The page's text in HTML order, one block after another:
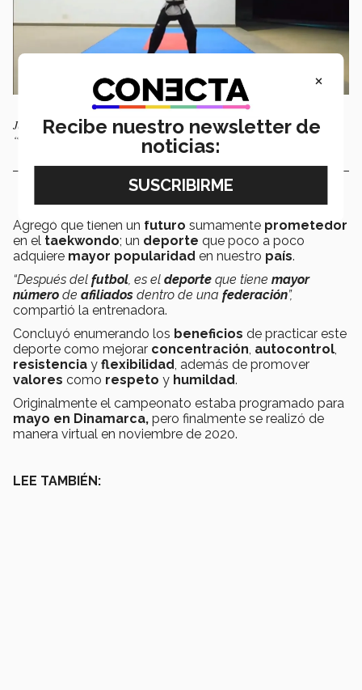
Josué Galindo alumno de PrepaTec Guadalajara pasó a la semifinal del
“Online 2020 World Taekwondo Poomsae Championships”.
Agregó que tienen un futuro sumamente prometedor
en el taekwondo; un deporte que poco a poco
adquiere mayor popularidad en nuestro país.
“Después del futbol , es el deporte que tiene mayor
número de afiliados dentro de una federación”,
compartió la entrenadora.
Concluyó enumerando los beneficios de practicar este
deporte como mejorar concentración autocontrol
resistencia y flexibilidad , además de promover
valores como respeto y humildad.
Originalmente el campeonato estaba programado para
mayo en Dinamarca, pero finalmente se realizó de
manera virtual en noviembre de 2020.
LEE TAMBIÉN:
×
Recibe nuestro newsletter de
noticias: